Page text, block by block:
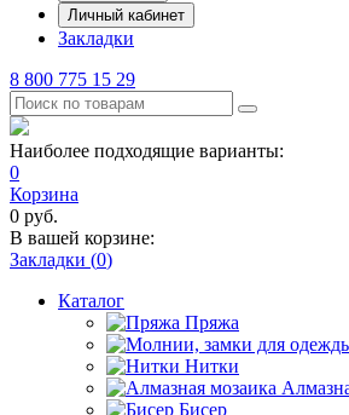
Личный кабинет
Закладки
8 800 775 15 29
Наиболее подходящие варианты:
0
Корзина
0 руб.
В вашей корзине:
Закладки (0)
Каталог
Пряжа
Нитки
Бисер